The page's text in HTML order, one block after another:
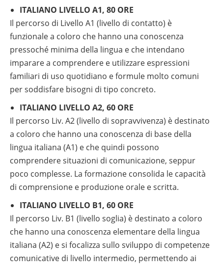
ITALIANO LIVELLO A1, 80 ORE
Il percorso di Livello A1 (livello di contatto) è
funzionale a coloro che hanno una conoscenza
pressoché minima della lingua e che intendano
imparare a comprendere e utilizzare espressioni
familiari di uso quotidiano e formule molto comuni
per soddisfare bisogni di tipo concreto.
ITALIANO LIVELLO A2, 60 ORE
Il percorso Liv. A2 (livello di sopravvivenza) è destinato
a coloro che hanno una conoscenza di base della
lingua italiana (A1) e che quindi possono
comprendere situazioni di comunicazione, seppur
poco complesse. La formazione consolida le capacità
di comprensione e produzione orale e scritta.
ITALIANO LIVELLO B1, 60 ORE
Il percorso Liv. B1 (livello soglia) è destinato a coloro
che hanno una conoscenza elementare della lingua
italiana (A2) e si focalizza sullo sviluppo di competenze
comunicative di livello intermedio, permettendo ai